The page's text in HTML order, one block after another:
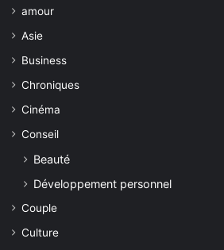
amour
Asie
Business
Chroniques
Cinéma
Conseil
Beauté
Développement personnel
Couple
Culture